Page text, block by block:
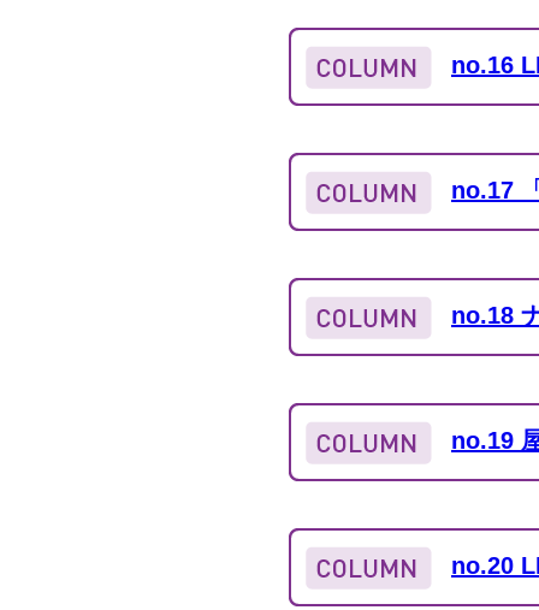
no.16
no.17
no.18
no.19
no.20